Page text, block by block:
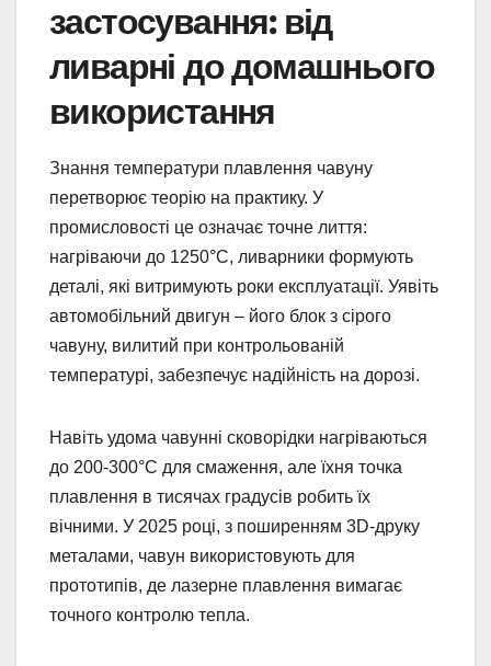
застосування: від
ливарні до домашнього
використання
Знання температури плавлення чавуну
перетворює теорію на практику. У
промисловості це означає точне лиття:
нагріваючи до 1250°C, ливарники формують
деталі, які витримують роки експлуатації. Уявіть
автомобільний двигун – його блок з сірого
чавуну, вилитий при контрольованій
температурі, забезпечує надійність на дорозі.
Навіть удома чавунні сковорідки нагріваються
до 200-300°C для смаження, але їхня точка
плавлення в тисячах градусів робить їх
вічними. У 2025 році, з поширенням 3D-друку
металами, чавун використовують для
прототипів, де лазерне плавлення вимагає
точного контролю тепла.